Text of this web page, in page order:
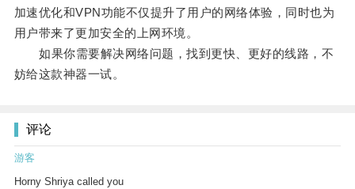
加速优化和VPN功能不仅提升了用户的网络体验，同时也为
用户带来了更加安全的上网环境。
如果你需要解决网络问题，找到更快、更好的线路，不
妨给这款神器一试。
评论
游客
Horny Shriya called you